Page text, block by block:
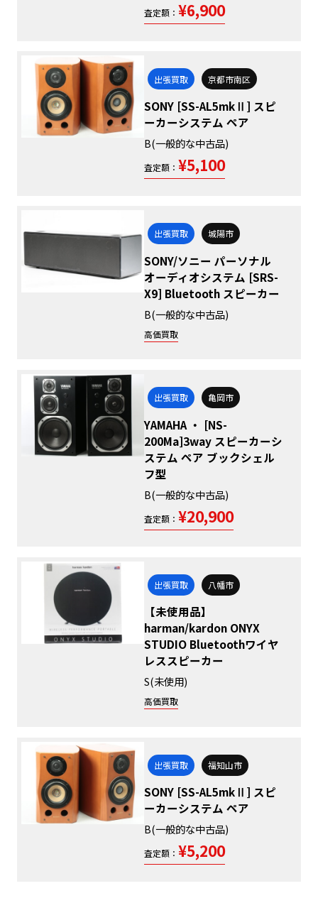
査定額： ¥6,900
出張買取 京都市南区
SONY [SS-AL5mkⅡ] スピ
ーカーシステム ペア
B(一般的な中古品)
査定額： ¥5,100
出張買取 城陽市
SONY/ソニー パーソナル
オーディオシステム [SRS-
X9] Bluetooth スピーカー
B(一般的な中古品)
高価買取
出張買取 亀岡市
YAMAHA ・ [NS-
200Ma]3way スピーカーシ
ステム ペア ブックシェル
フ型
B(一般的な中古品)
査定額： ¥20,900
出張買取 八幡市
【未使用品】
harman/kardon ONYX
STUDIO Bluetoothワイヤ
レススピーカー
S(未使用)
高価買取
出張買取 福知山市
SONY [SS-AL5mkⅡ] スピ
ーカーシステム ペア
B(一般的な中古品)
査定額： ¥5,200